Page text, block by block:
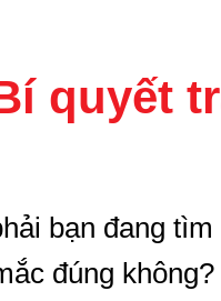
quyết
bạn đang
đúng không?